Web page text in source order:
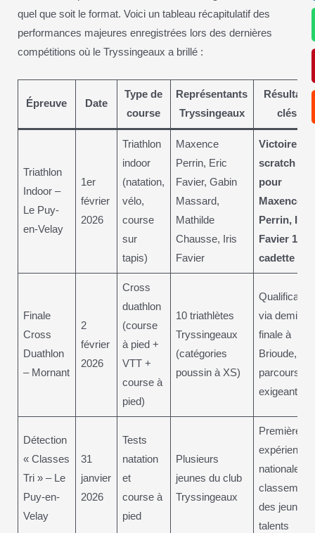
quel que soit le format. Voici un tableau récapitulatif des
performances majeures enregistrées lors des dernières
compétitions où le Tryssingeaux a brillé :
Épreuve Date
Type de
course
Représentants
Tryssingeaux
Résultats
clés
Triathlon
Indoor –
Le Puy-
en-Velay
1er
février
2026
Triathlon
indoor
(natation,
vélo,
course
sur
tapis)
Maxence
Perrin, Eric
Favier, Gabin
Massard,
Mathilde
Chausse, Iris
Favier
Victoire au
scratch
pour
Maxence
Perrin, Iris
Favier 1ère
cadette
Finale
Cross
Duathlon
– Mornant
2
février
2026
Cross
duathlon
(course
à pied +
VTT +
course à
pied)
10 triathlètes
Tryssingeaux
(catégories
poussin à XS)
Qualification
via demi-
finale à
Brioude,
parcours
exigeant
Détection
« Classes
Tri » – Le
Puy-en-
Velay
31
janvier
2026
Tests
natation
et
course à
pied
Plusieurs
jeunes du club
Tryssingeaux
Première
expérience
nationale,
classement
des jeunes
talents